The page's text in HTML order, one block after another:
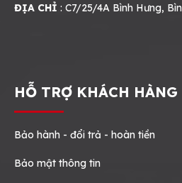
ĐỊA CHỈ : C7/25/4A Bình Hưng,
HỖ TRỢ KHÁCH HÀNG
Bảo hành - đổi trả - hoàn tiền
Bảo mật thông tin